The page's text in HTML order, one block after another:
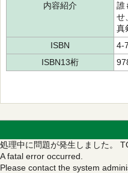
内容紹介
誰
せ
真
ISBN
4-
ISBN13桁
処理中に問題が発生しました。
A fatal error occurred.
Please contact the system